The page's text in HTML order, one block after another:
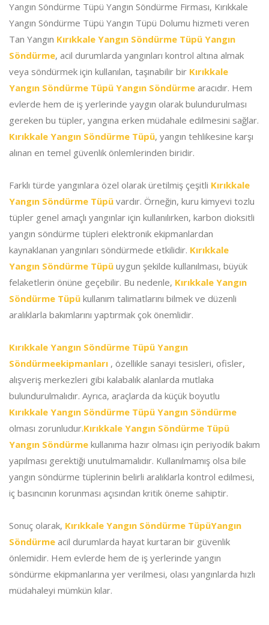
Yangın Söndürme Tüpü Yangın Söndürme Firması, Kırıkkale
Yangın Söndürme Tüpü Yangın Tüpü Dolumu hizmeti veren
Tan Yangın Kırıkkale Yangın Söndürme Tüpü Yangın
Söndürme, acil durumlarda yangınları kontrol altına almak
veya söndürmek için kullanılan, taşınabilir bir Kırıkkale
Yangın Söndürme Tüpü Yangın Söndürme aracıdır. Hem
evlerde hem de iş yerlerinde yaygın olarak bulundurulması
gereken bu tüpler, yangına erken müdahale edilmesini sağlar.
Kırıkkale Yangın Söndürme Tüpü, yangın tehlikesine karşı
alınan en temel güvenlik önlemlerinden biridir.
Farklı türde yangınlara özel olarak üretilmiş çeşitli Kırıkkale
Yangın Söndürme Tüpü vardır. Örneğin, kuru kimyevi tozlu
tüpler genel amaçlı yangınlar için kullanılırken, karbon dioksitli
yangın söndürme tüpleri elektronik ekipmanlardan
kaynaklanan yangınları söndürmede etkilidir. Kırıkkale
Yangın Söndürme Tüpü uygun şekilde kullanılması, büyük
felaketlerin önüne geçebilir. Bu nedenle, Kırıkkale Yangın
Söndürme Tüpü kullanım talimatlarını bilmek ve düzenli
aralıklarla bakımlarını yaptırmak çok önemlidir.
Kırıkkale Yangın Söndürme Tüpü Yangın
Söndürmeekipmanları , özellikle sanayi tesisleri, ofisler,
alışveriş merkezleri gibi kalabalık alanlarda mutlaka
bulundurulmalıdır. Ayrıca, araçlarda da küçük boyutlu
Kırıkkale Yangın Söndürme Tüpü Yangın Söndürme
olması zorunludur.Kırıkkale Yangın Söndürme Tüpü
Yangın Söndürme kullanıma hazır olması için periyodik bakım
yapılması gerektiği unutulmamalıdır. Kullanılmamış olsa bile
yangın söndürme tüplerinin belirli aralıklarla kontrol edilmesi,
iç basıncının korunması açısından kritik öneme sahiptir.
Sonuç olarak, Kırıkkale Yangın Söndürme TüpüYangın
Söndürme acil durumlarda hayat kurtaran bir güvenlik
önlemidir. Hem evlerde hem de iş yerlerinde yangın
söndürme ekipmanlarına yer verilmesi, olası yangınlarda hızlı
müdahaleyi mümkün kılar.